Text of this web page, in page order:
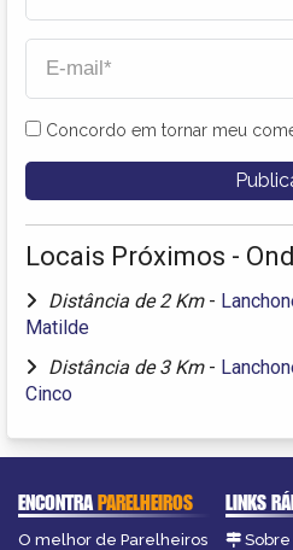
Concordo em tornar meu
Locais Próximos -
Distância de 2 Km -
Matilde
Distância de 3 Km -
Cinco
ENCONTRAPARELHEIROS
O melhor de Parelheiros
LINKS
Sobre